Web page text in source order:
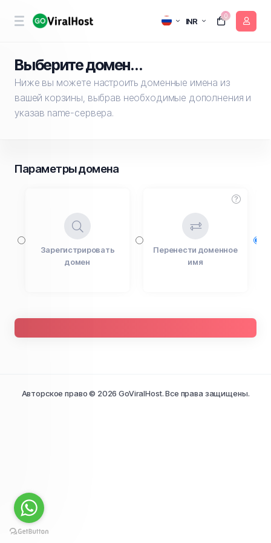
INR
0
Выберите домен...
Ниже вы можете настроить доменные имена из
вашей корзины, выбрав необходимые дополнения и
указав name-сервера.
Параметры домена
Зарегистрировать
домен
Перенести доменное
имя
Авторское право © 2026 GoViralHost. Все права защищены.